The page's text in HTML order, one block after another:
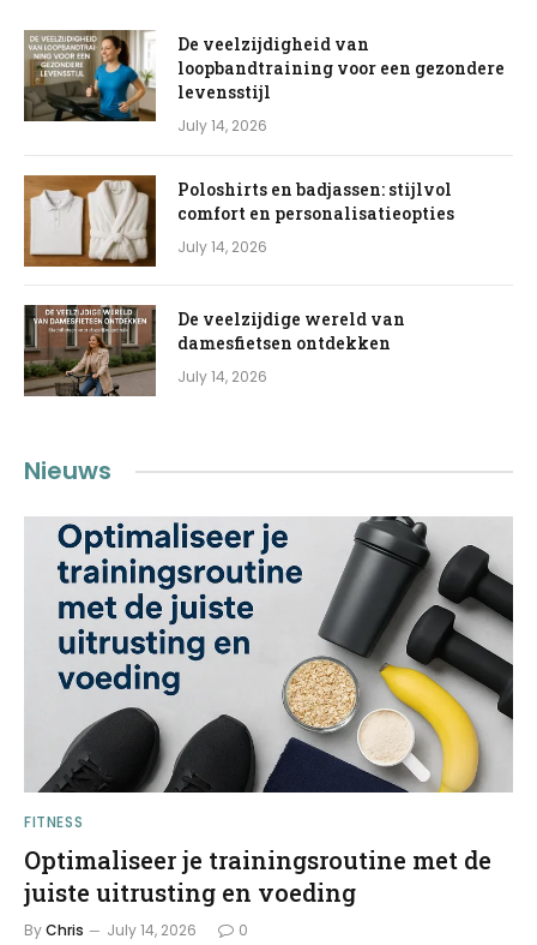
De veelzijdigheid van
loopbandtraining voor een gezondere
levensstijl
July 14, 2026
Poloshirts en badjassen: stijlvol
comfort en personalisatieopties
July 14, 2026
De veelzijdige wereld van
damesfietsen ontdekken
July 14, 2026
Nieuws
FITNESS
Optimaliseer je trainingsroutine met de
juiste uitrusting en voeding
ByChris July 14, 2026 0